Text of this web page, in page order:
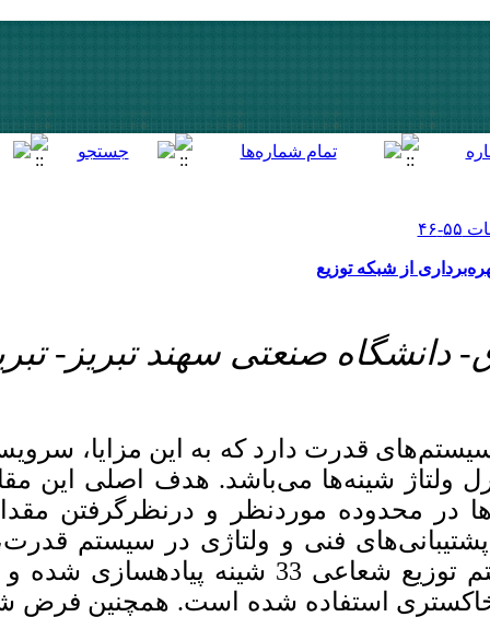
برگشت به فهرست نسخه ها
فرعی توان راکتیو گفته
قیمت مناسب برای
از توان راکتیو در
صورت هم‌زمان می­باشد.
پیاده­سازی شده و جهت انجام بهینه‌سازی توابع
که میزان بارگذاری
Download citation:
BibTeX| RIS EndNote
Medlars|ProCite |
Reference Manager
RefWorks
Send citation to:
Mendeley
Zotero